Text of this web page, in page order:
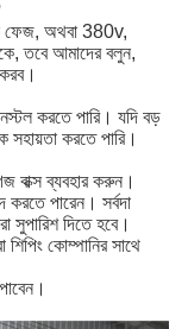
ফেজ, অথবা 380v,
তবে আমাদের বলুন,
করতে পারি। যদি বড়
করতে পারি।
বাক্স ব্যবহার করুন।
করতে পারেন। সর্বদা
সুপারিশ দিতে হবে।
কোম্পানির সাথে